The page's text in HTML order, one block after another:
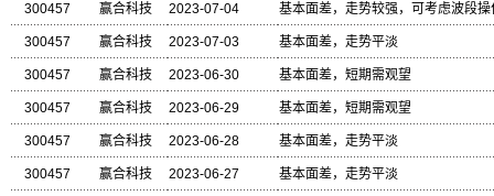
300457 赢合科技 2023-07-04 基本面差，走势较强，可考虑波段操
300457 赢合科技 2023-07-03 基本面差，走势平淡
300457 赢合科技 2023-06-30 基本面差，短期需观望
300457 赢合科技 2023-06-29 基本面差，短期需观望
300457 赢合科技 2023-06-28 基本面差，走势平淡
300457 赢合科技 2023-06-27 基本面差，走势平淡